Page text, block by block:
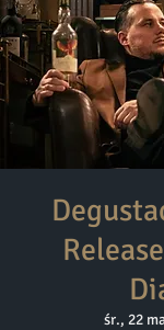
śr., 22